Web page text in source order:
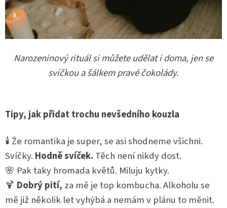
Narozeninový rituál si můžete udělat i doma, jen se
svíčkou a šálkem pravé čokolády.
Tipy, jak přidat trochu nevšedního kouzla
🕯️ Že romantika je super, se asi shodneme všichni.
Svíčky. Hodně svíček. Těch není nikdy dost.
🌸 Pak taky hromada květů. Miluju kytky.
🍹 Dobrý pití, za mě je top kombucha. Alkoholu se
mě již několik let vyhýbá a nemám v plánu to měnit.